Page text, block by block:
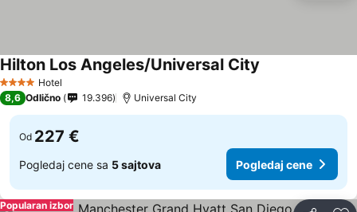
4 ZvezdiceHotel
Hilton Los Angeles/Universal City
8,6 Odlično 19.396 Universal City
Od 227 €
Pogledaj cene sa 5 sajtova Pogledaj cene
Popularan izbor